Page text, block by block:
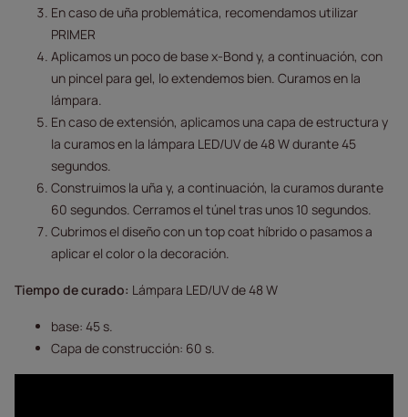
En caso de uña problemática, recomendamos utilizar
PRIMER
Aplicamos un poco de base x-Bond y, a continuación, con
un pincel para gel, lo extendemos bien. Curamos en la
lámpara.
En caso de extensión, aplicamos una capa de estructura y
la curamos en la lámpara LED/UV de 48 W durante 45
segundos.
Construimos la uña y, a continuación, la curamos durante
60 segundos. Cerramos el túnel tras unos 10 segundos.
Cubrimos el diseño con un top coat híbrido o pasamos a
aplicar el color o la decoración.
Tiempo de curado: Lámpara LED/UV de 48 W
base: 45 s.
Capa de construcción: 60 s.